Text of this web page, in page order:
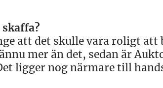
att det skulle vara roligt
mer än det, sedan är
ligger nog närmare till